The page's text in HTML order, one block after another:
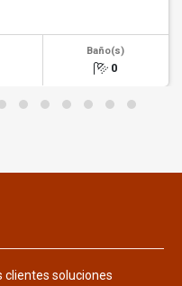
Baño(s)
0
clientes soluciones